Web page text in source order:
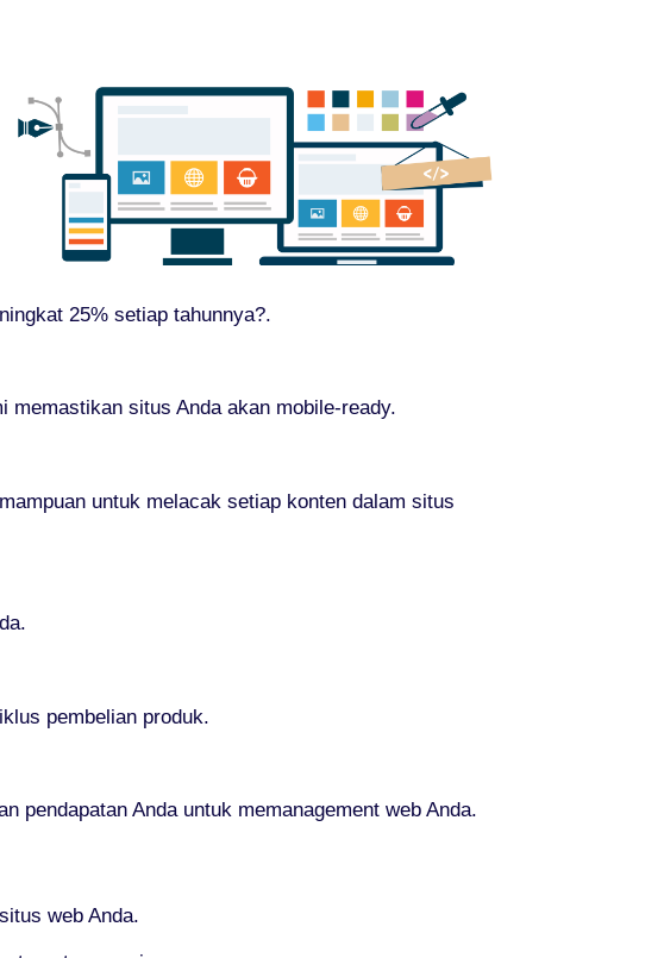
25% setiap tahunnya?.
memastikan situs Anda akan mobile-ready.
untuk melacak setiap konten dalam situs
pembelian produk.
pendapatan Anda untuk memanagement web Anda.
web Anda.